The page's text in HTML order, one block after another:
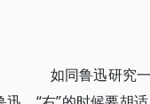
如同鲁迅研究一